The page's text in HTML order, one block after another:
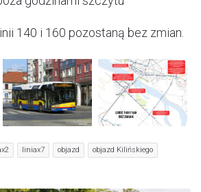
140 i 160 pozostaną bez zmian.
liniax7 objazd objazd Kilińskiego